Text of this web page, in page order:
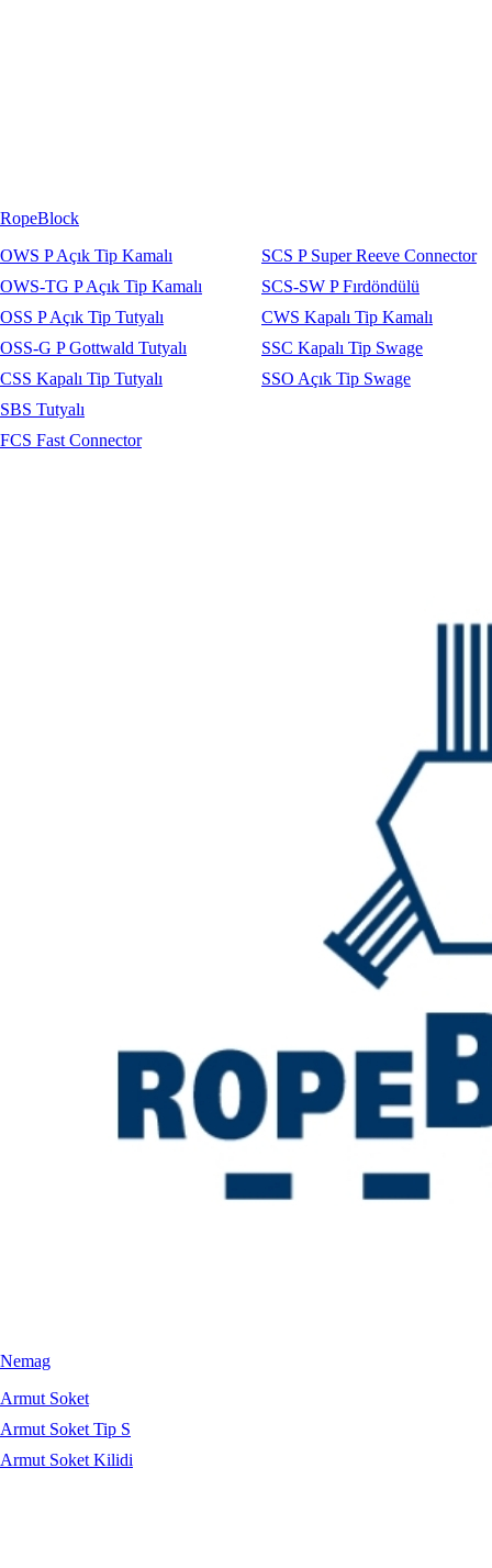
RopeBlock
OWS P Açık Tip Kamalı
OWS-TG P Açık Tip Kamalı
OSS P Açık Tip Tutyalı
OSS-G P Gottwald Tutyalı
CSS Kapalı Tip Tutyalı
SBS Tutyalı
FCS Fast Connector
SCS P Super Reeve Connector
SCS-SW P Fırdöndülü
CWS Kapalı Tip Kamalı
SSC Kapalı Tip Swage
SSO Açık Tip Swage
Nemag
Armut Soket
Armut Soket Tip S
Armut Soket Kilidi